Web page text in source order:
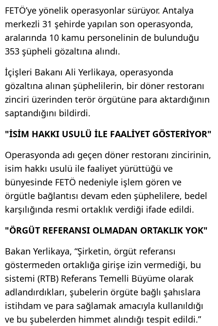
FETÖ’ye yönelik operasyonlar sürüyor. Antalya
merkezli 31 şehirde yapılan son operasyonda,
aralarında 10 kamu personelinin de bulunduğu
353 şüpheli gözaltına alındı.
İçişleri Bakanı Ali Yerlikaya, operasyonda
gözaltına alınan şüphelilerin, bir döner restoranı
zinciri üzerinden terör örgütüne para aktardığının
saptandığını bildirdi.
"İSİM HAKKI USULÜ İLE FAALİYET GÖSTERİYOR"
Operasyonda adı geçen döner restoranı zincirinin,
isim hakkı usulü ile faaliyet yürüttüğü ve
bünyesinde FETÖ nedeniyle işlem gören ve
örgütle bağlantısı devam eden şüphelilere, bedel
karşılığında resmi ortaklık verdiği ifade edildi.
"ÖRGÜT REFERANSI OLMADAN ORTAKLIK YOK"
Bakan Yerlikaya, “Şirketin, örgüt referansı
göstermeden ortaklığa girişe izin vermediği, bu
sistemi (RTB) Referans Temelli Büyüme olarak
adlandırdıkları, şubelerin örgüte bağlı şahıslara
istihdam ve para sağlamak amacıyla kullanıldığı
ve bu şubelerden himmet alındığı tespit edildi.”